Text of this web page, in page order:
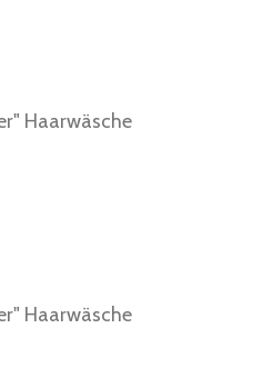
Haarwäsche
Haarwäsche